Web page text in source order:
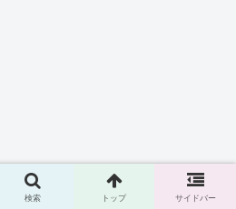
ンサーリンク
検索 トップ サイドバー